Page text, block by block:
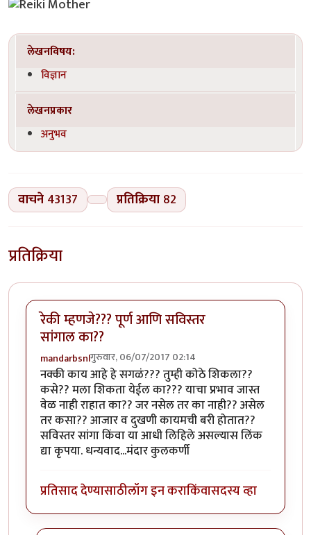
लेखनविषय:
विज्ञान
लेखनप्रकार
अनुभव
वाचने 43137 प्रतिक्रिया 82
प्रतिक्रिया
रेकी म्हणजे??? पूर्ण आणि सविस्तर
सांगाल का??
mandarbsnlगुरुवार, 06/07/2017 02:14
नक्की काय आहे हे सगळं??? तुम्ही कोठे शिकला??
कसे?? मला शिकता येईल का??? याचा प्रभाव जास्त
वेळ नाही राहात का?? जर नसेल तर का नाही‍?? असेल
तर कसा?? आजार व दुखणी कायमची बरी होतात??
सविस्तर सांगा किंवा या आधी लिहिले असल्यास लिंक
द्या कृपया. धन्यवाद...मंदार कुलकर्णी
प्रतिसाद देण्यासाठीलॉग इन कराकिंवासदस्य व्हा